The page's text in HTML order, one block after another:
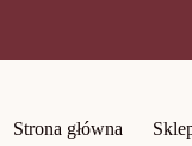
Strona główna